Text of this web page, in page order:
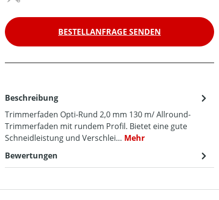
BESTELLANFRAGE SENDEN
Beschreibung
Trimmerfaden Opti-Rund 2,0 mm 130 m/ Allround-
Trimmerfaden mit rundem Profil. Bietet eine gute
Schneidleistung und Verschlei… Mehr
Bewertungen